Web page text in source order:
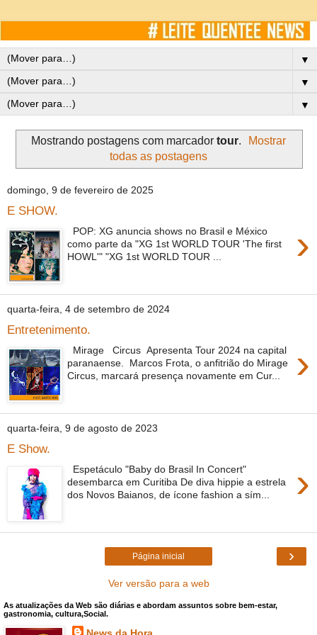
▼
▼
▼
Mostrando postagens com marcador tour.
Mostrar
todas as postagens
domingo, 9 de fevereiro de 2025
E SHOW.
›
POP: XG anuncia shows no Brasil e México
como parte da "XG 1st WORLD TOUR 'The first
HOWL'" "XG 1st WORLD TOUR ...
quarta-feira, 4 de setembro de 2024
Entretenimento.
›
Mirage Circus Apresenta Tour 2024 na capital
paranaense. Marcos Frota, o anfitrião do Mirage
Circus, marcará presença novamente em Cur...
quarta-feira, 9 de agosto de 2023
E Show.
›
Espetáculo "Baby do Brasil In Concert"
desembarca em Curitiba De diva hippie a estrela
dos Novos Baianos, de ícone fashion a sím...
›
Página inicial
Ver versão para a web
As atualizações da Web são diárias e abordam assuntos sobre bem-estar,
gastronomia, cultura,Social.